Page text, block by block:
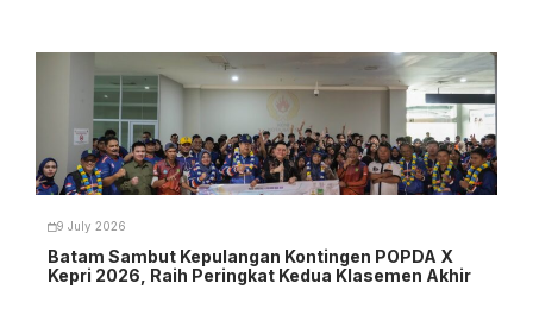
9 July 2026
Batam Sambut Kepulangan Kontingen POPDA X
Kepri 2026, Raih Peringkat Kedua Klasemen Akhir